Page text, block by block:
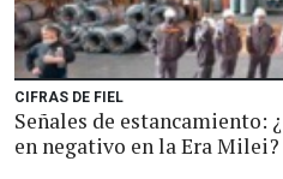
CIFRAS DE FIEL
Señales de estancamiento:
en negativo en la Era Milei?